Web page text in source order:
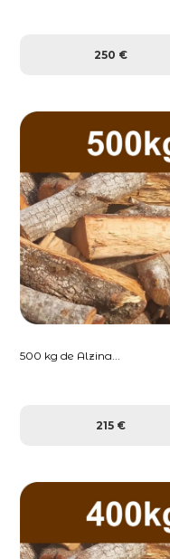
250 €
500 kg de Alzina...
215 €